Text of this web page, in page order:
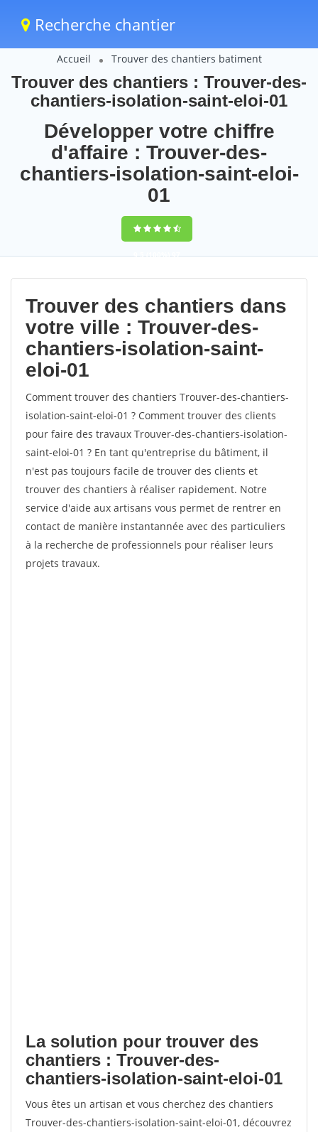
Recherche chantier
Accueil Trouver des chantiers batiment
Trouver des chantiers : Trouver-des-
chantiers-isolation-saint-eloi-01
Développer votre chiffre
d'affaire : Trouver-des-
chantiers-isolation-saint-eloi-
01
9,5(100%)97
votes
Trouver des chantiers dans
votre ville : Trouver-des-
chantiers-isolation-saint-
eloi-01
Comment trouver des chantiers Trouver-des-chantiers-
isolation-saint-eloi-01 ? Comment trouver des clients
pour faire des travaux Trouver-des-chantiers-isolation-
saint-eloi-01 ? En tant qu'entreprise du bâtiment, il
n'est pas toujours facile de trouver des clients et
trouver des chantiers à réaliser rapidement. Notre
service d'aide aux artisans vous permet de rentrer en
contact de manière instantannée avec des particuliers
à la recherche de professionnels pour réaliser leurs
projets travaux.
La solution pour trouver des
chantiers : Trouver-des-
chantiers-isolation-saint-eloi-01
Vous êtes un artisan et vous cherchez des chantiers
Trouver-des-chantiers-isolation-saint-eloi-01, découvrez